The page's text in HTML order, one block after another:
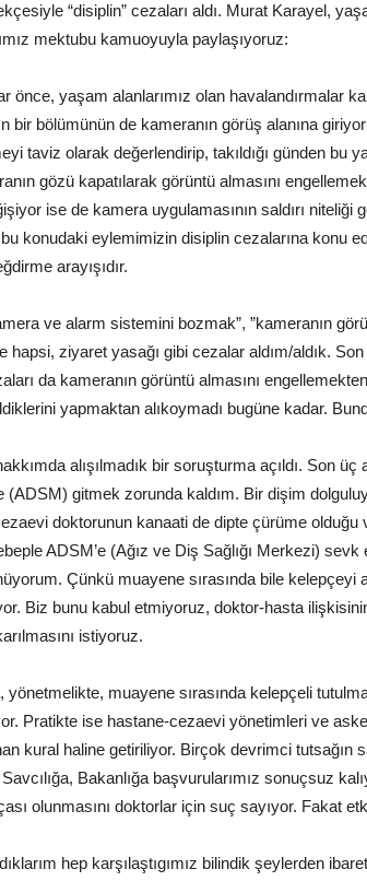
“disiplin” cezaları aldı. Murat Karayel,
mektubu kamuoyuyla paylaşıyoruz:
önce, yaşam alanlarımız olan havalandırmalar
bir bölümünün de kameranın görüş alanına
taviz olarak değerlendirip, takıldığı günden bu
gözü kapatılarak görüntü almasını
ise de kamera uygulamasının saldırı niteliği
bu konudaki eylemimizin disiplin cezalarına konu
arayışıdır.
ve alarm sistemini bozmak”, ”kameranın
hapsi, ziyaret yasağı gibi cezalar aldım/aldık.
da kameranın görüntü almasını
yapmaktan alıkoymadı bugüne kadar.
alışılmadık bir soruşturma açıldı. Son
(ADSM) gitmek zorunda kaldım. Bir dişim
doktorunun kanaati de dipte çürüme olduğu
ADSM’e (Ağız ve Diş Sağlığı Merkezi)
Çünkü muayene sırasında bile kelepçeyi
Biz bunu kabul etmiyoruz, doktor-hasta
istiyoruz.
yönetmelikte, muayene sırasında kelepçeli
Pratikte ise hastane-cezaevi yönetimleri ve
kural haline getiriliyor. Birçok devrimci tutsağın
Bakanlığa başvurularımız sonuçsuz
olunmasını doktorlar için suç sayıyor. Fakat
hep karşılaştıgımız bilindik şeylerden